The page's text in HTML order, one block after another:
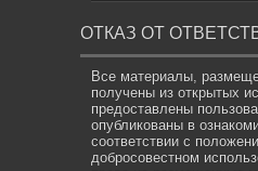
ОТКАЗ ОТ
Все материалы,
получены из открытых
предоставлены
опубликованы в
соответствии с
добросовестном